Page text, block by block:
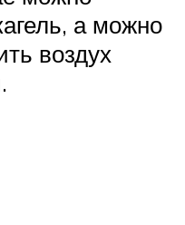
а можно
воздух